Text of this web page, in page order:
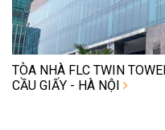
TÒA NHÀ FLC TWIN
CẦU GIẤY - HÀ NỘI